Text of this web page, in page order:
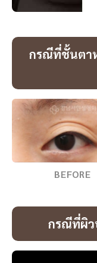
กรณีที่ชั้นตา
BEFORE
กรณีที่ผิว